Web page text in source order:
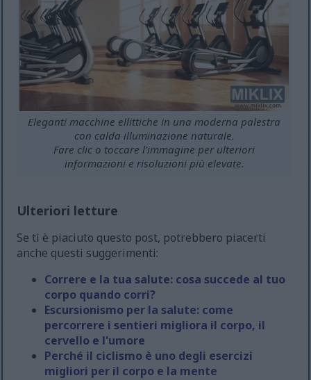
Eleganti macchine ellittiche in una moderna palestra
con calda illuminazione naturale.
Fare clic o toccare l'immagine per ulteriori
informazioni e risoluzioni più elevate.
Ulteriori letture
Se ti è piaciuto questo post, potrebbero piacerti
anche questi suggerimenti:
Correre e la tua salute: cosa succede al tuo
corpo quando corri?
Escursionismo per la salute: come
percorrere i sentieri migliora il corpo, il
cervello e l'umore
Perché il ciclismo è uno degli esercizi
migliori per il corpo e la mente